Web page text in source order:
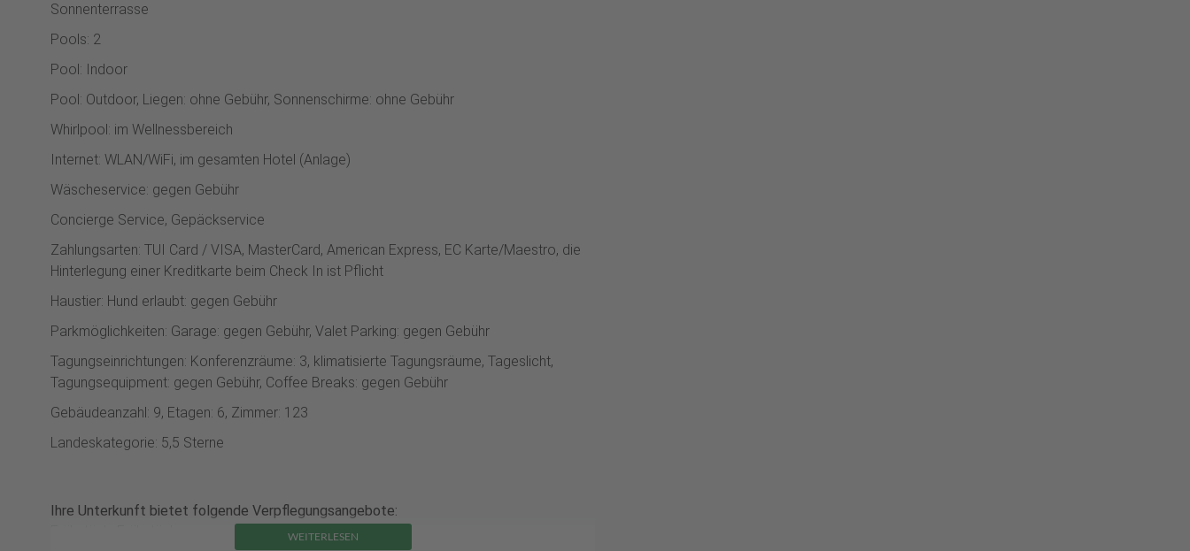
Sonnenterrasse
Pools: 2
Pool: Indoor
Pool: Outdoor, Liegen: ohne Gebühr, Sonnenschirme: ohne Gebühr
Whirlpool: im Wellnessbereich
Internet: WLAN/WiFi, im gesamten Hotel (Anlage)
Wäscheservice: gegen Gebühr
Concierge Service, Gepäckservice
Zahlungsarten: TUI Card / VISA, MasterCard, American Express, EC Karte/Maestro, die
Hinterlegung einer Kreditkarte beim Check In ist Pflicht
Haustier: Hund erlaubt: gegen Gebühr
Parkmöglichkeiten: Garage: gegen Gebühr, Valet Parking: gegen Gebühr
Tagungseinrichtungen: Konferenzräume: 3, klimatisierte Tagungsräume, Tageslicht,
Tagungsequipment: gegen Gebühr, Coffee Breaks: gegen Gebühr
Gebäudeanzahl: 9, Etagen: 6, Zimmer: 123
Landeskategorie: 5,5 Sterne
Ihre Unterkunft bietet folgende Verpflegungsangebote:
WEITERLESEN